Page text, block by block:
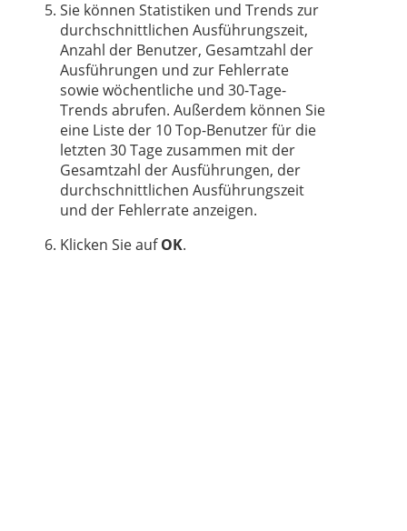
Sie können Statistiken und Trends zur
durchschnittlichen Ausführungszeit,
Anzahl der Benutzer, Gesamtzahl der
Ausführungen und zur Fehlerrate
sowie wöchentliche und 30-Tage-
Trends abrufen. Außerdem können Sie
eine Liste der 10 Top-Benutzer für die
letzten 30 Tage zusammen mit der
Gesamtzahl der Ausführungen, der
durchschnittlichen Ausführungszeit
und der Fehlerrate anzeigen.
Klicken Sie aufOK.